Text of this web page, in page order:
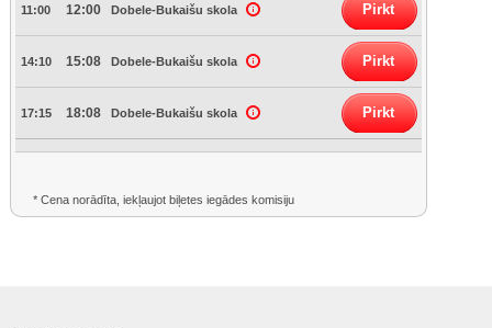
11:00 12:00 Dobele-Bukaišu skola Pirkt
14:10 15:08 Dobele-Bukaišu skola Pirkt
17:15 18:08 Dobele-Bukaišu skola Pirkt
* Cena norādīta, iekļaujot biļetes iegādes komisiju